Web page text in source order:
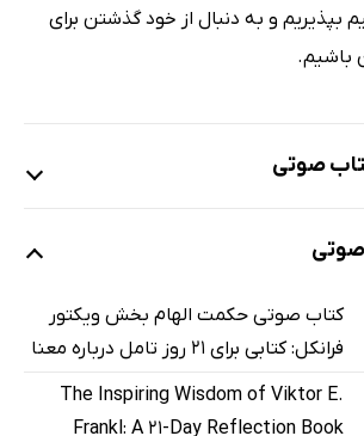
بپذیریم و به دنبال از خود گذشتن برای
باشیم.
صوتی
17 دقیقه
3 دقیقه
3 دقیقه
کتاب صوتی حکمت الهام بخش ویکتور
فرانکل: کتابی برای 21 روز تامل درباره معنا
The Inspiring Wisdom of Viktor E.
Frankl: A 21-Day Reflection Book